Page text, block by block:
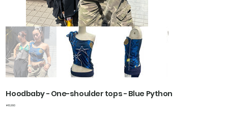
Hoodbaby - One-shoulder tops - Blue Python
価
￥16,990